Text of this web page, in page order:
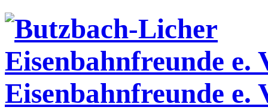
Eisenbahnfreunde e.